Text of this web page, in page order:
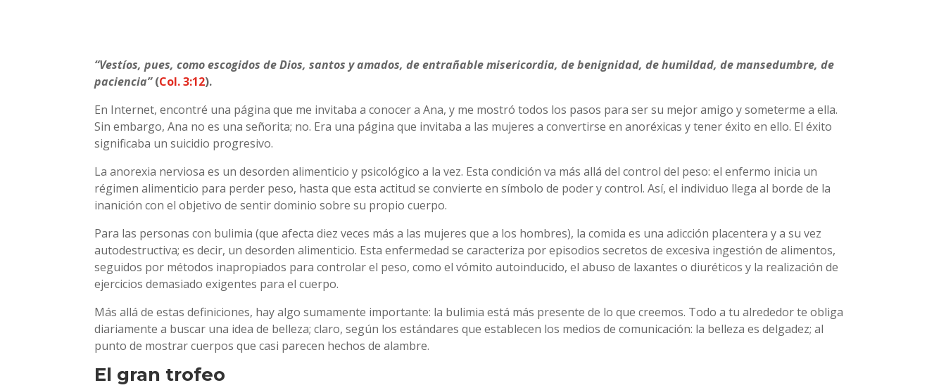
“Vestíos, pues, como escogidos de Dios, santos y amados, de entrañable misericordia, de benignidad, de humildad, de mansedumbre, de
paciencia”(Col. 3:12).
En Internet, encontré una página que me invitaba a conocer a Ana, y me mostró todos los pasos para ser su mejor amigo y someterme a ella.
Sin embargo, Ana no es una señorita; no. Era una página que invitaba a las mujeres a convertirse en anoréxicas y tener éxito en ello. El éxito
significaba un suicidio progresivo.
La anorexia nerviosa es un desorden alimenticio y psicológico a la vez. Esta condición va más allá del control del peso: el enfermo inicia un
régimen alimenticio para perder peso, hasta que esta actitud se convierte en símbolo de poder y control. Así, el individuo llega al borde de la
inanición con el objetivo de sentir dominio sobre su propio cuerpo.
Para las personas con bulimia (que afecta diez veces más a las mujeres que a los hombres), la comida es una adicción placentera y a su vez
autodestructiva; es decir, un desorden alimenticio. Esta enfermedad se caracteriza por episodios secretos de excesiva ingestión de alimentos,
seguidos por métodos inapropiados para controlar el peso, como el vómito autoinducido, el abuso de laxantes o diuréticos y la realización de
ejercicios demasiado exigentes para el cuerpo.
Más allá de estas definiciones, hay algo sumamente importante: la bulimia está más presente de lo que creemos. Todo a tu alrededor te obliga
diariamente a buscar una idea de belleza; claro, según los estándares que establecen los medios de comunicación: la belleza es delgadez; al
punto de mostrar cuerpos que casi parecen hechos de alambre.
El gran trofeo